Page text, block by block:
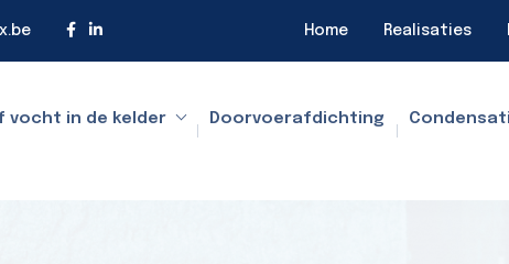
Home Realisaties
vocht in de kelder Doorvoerafdichting